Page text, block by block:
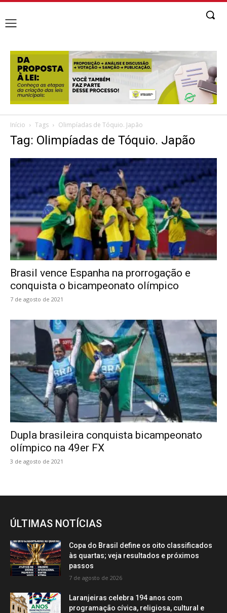
Início Tags Olimpíadas de Tóquio. Japão
Tag: Olimpíadas de Tóquio. Japão
Brasil vence Espanha na prorrogação e
conquista o bicampeonato olímpico
7 de agosto de 2021
Dupla brasileira conquista bicampeonato
olímpico na 49er FX
3 de agosto de 2021
ÚLTIMAS NOTÍCIAS
Copa do Brasil define os oito classificados
às quartas; veja resultados e próximos
passos
7 de agosto de 2026
Laranjeiras celebra 194 anos com
programação cívica, religiosa, cultural e